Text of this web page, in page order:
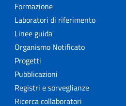
Formazione
Laboratori di riferimento
Linee guida
Organismo Notificato
Progetti
Pubblicazioni
Registri e sorveglianze
Ricerca collaboratori